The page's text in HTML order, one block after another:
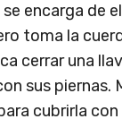
encarga de
toma la
cerrar una
sus piernas.
cubrirla